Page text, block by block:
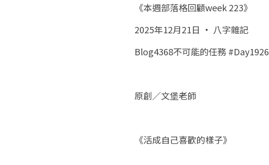
《本週部落格回顧week 223》
2025年12月21日 · 八字雜記
Blog4368不可能的任務 #Day1926
原創／文堡老師
《活成自己喜歡的樣子》